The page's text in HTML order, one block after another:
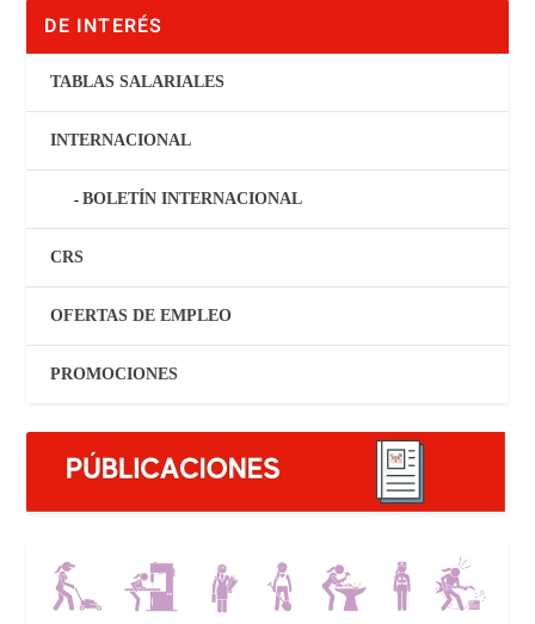
DE INTERÉS
TABLAS SALARIALES
INTERNACIONAL
BOLETÍN INTERNACIONAL
CRS
OFERTAS DE EMPLEO
PROMOCIONES